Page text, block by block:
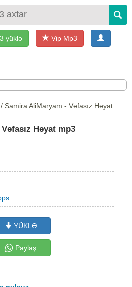
yüklə Vip Mp3
/ Samira AliMaryam - Vəfasız Həyat
Həyat mp3
YÜKLƏ
Paylaş